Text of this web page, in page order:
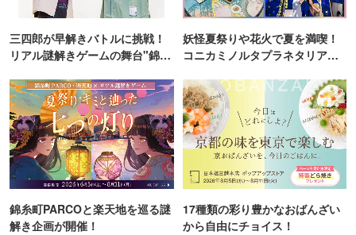
三四郎が早解きバトルに挑戦！
リアル謎解きゲームの舞台"錦糸
妖怪夏祭りや花火で夏を満喫！
コニカミノルタプラネタリア
錦糸町PARCOと楽天地を巡る謎
解き企画が開催！
17種類の彩り豊かなおばんざい
から自由にチョイス！